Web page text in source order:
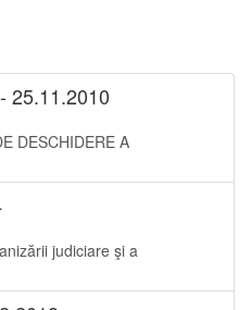
25.11.2010
DESCHIDERE A
judiciare şi a